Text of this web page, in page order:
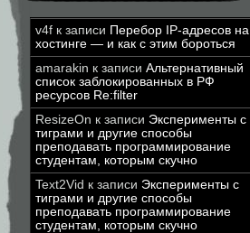
v4f к записи Перебор IP-адресов на
хостинге — и как с этим бороться
amarakin к записи Альтернативный
список заблокированных в РФ
ресурсов Re:filter
ResizeOn к записи Эксперименты с
тиграми и другие способы
преподавать программирование
студентам, которым скучно
Text2Vid к записи Эксперименты с
тиграми и другие способы
преподавать программирование
студентам, которым скучно